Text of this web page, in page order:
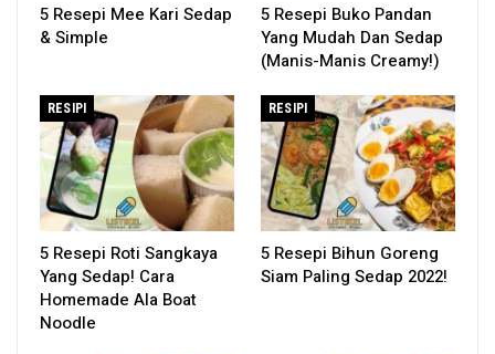
5 Resepi Mee Kari Sedap
& Simple
5 Resepi Buko Pandan
Yang Mudah Dan Sedap
(Manis-Manis Creamy!)
RESIPI
5 Resepi Roti Sangkaya
Yang Sedap! Cara
Homemade Ala Boat
Noodle
RESIPI
5 Resepi Bihun Goreng
Siam Paling Sedap 2022!